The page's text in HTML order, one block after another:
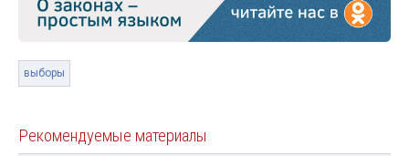
выборы
Рекомендуемые материалы